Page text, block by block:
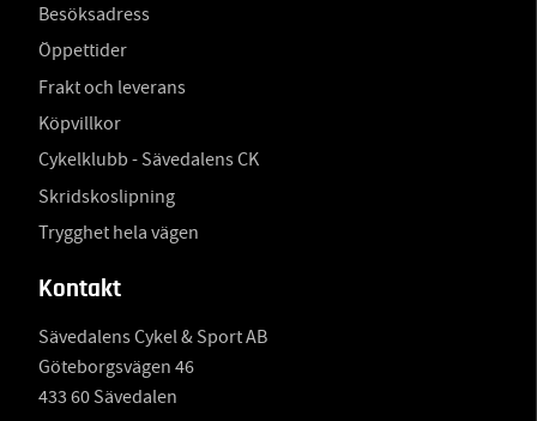
Besöksadress
Öppettider
Frakt och leverans
Köpvillkor
Cykelklubb - Sävedalens CK
Skridskoslipning
Trygghet hela vägen
Kontakt
Sävedalens Cykel & Sport AB
Göteborgsvägen 46
433 60 Sävedalen